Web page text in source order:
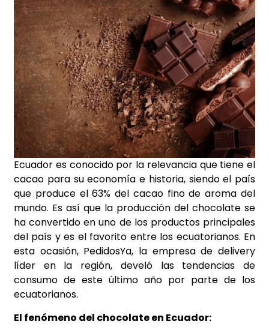
Ecuador es conocido por la relevancia que tiene el
cacao para su economía e historia, siendo el país
que produce el 63% del cacao fino de aroma del
mundo. Es así que la producción del chocolate se
ha convertido en uno de los productos principales
del país y es el favorito entre los ecuatorianos. En
esta ocasión, PedidosYa, la empresa de delivery
líder en la región, develó las tendencias de
consumo de este último año por parte de los
ecuatorianos.
El fenómeno del chocolate en Ecuador: